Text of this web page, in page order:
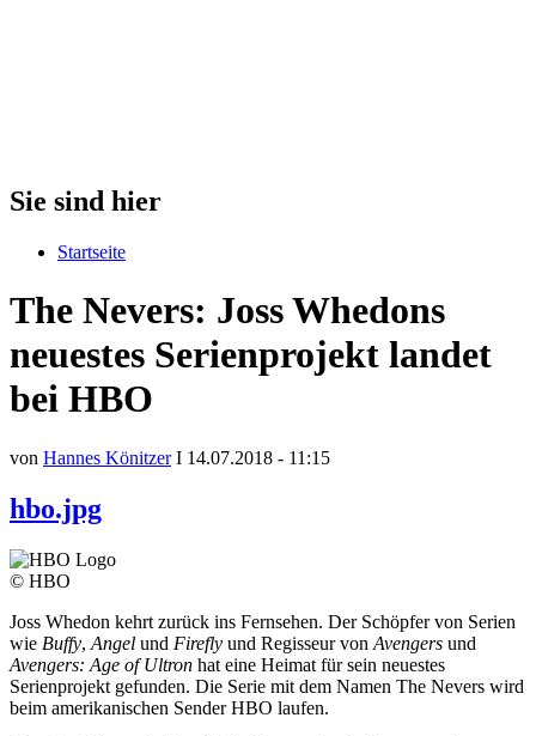
Sie sind hier
Startseite
The Nevers: Joss Whedons
neuestes Serienprojekt landet
bei HBO
von Hannes KönitzerI 14.07.2018 - 11:15
hbo.jpg
© HBO
Joss Whedon kehrt zurück ins Fernsehen. Der Schöpfer von Serien
wie Buffy, Angel und Firefly und Regisseur von Avengers und
Avengers: Age of Ultron hat eine Heimat für sein neuestes
Serienprojekt gefunden. Die Serie mit dem Namen The Nevers wird
beim amerikanischen Sender HBO laufen.